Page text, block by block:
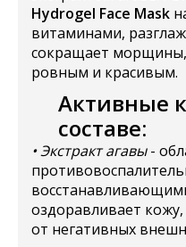
Hydrogel Face Mask
витаминами,
сокращает морщины,
ровным и красивым.
Активные
составе:
• Экстракт агавы-
оздоравливает
от негативных